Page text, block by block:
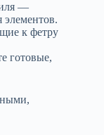
—
элементов.
к фетру
готовые,